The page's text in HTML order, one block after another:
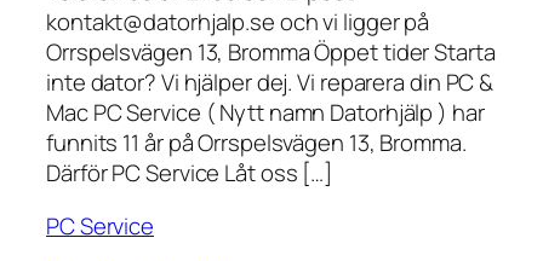
kontakt@datorhjalp.se och vi ligger på
Orrspelsvägen 13, Bromma Öppet tider Starta
inte dator? Vi hjälper dej. Vi reparera din PC &
Mac PC Service ( Nytt namn Datorhjälp ) har
funnits 11 år på Orrspelsvägen 13, Bromma.
Därför PC Service Låt oss […]
PC Service